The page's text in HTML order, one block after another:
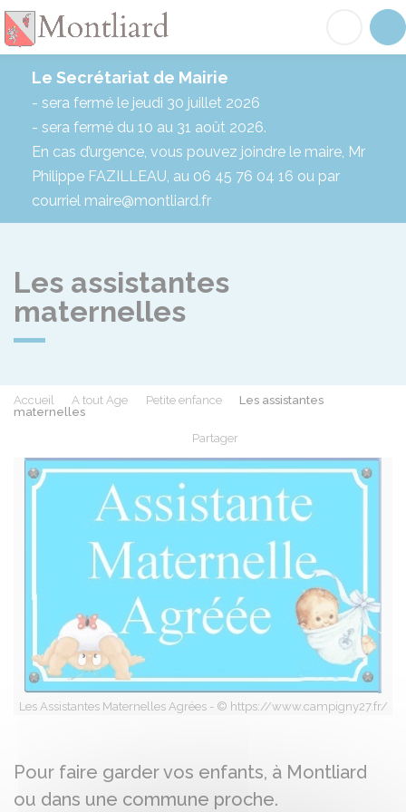
Le Secrétariat de Mairie
- sera fermé le jeudi 30 juillet 2026
- sera fermé du 10 au 31 août 2026.
En cas d’urgence, vous pouvez joindre le maire, Mr
Philippe FAZILLEAU, au 06 45 76 04 16 ou par
courriel maire@montliard.fr
Les assistantes
maternelles
Accueil A tout Age Petite enfance
Les assistantes
maternelles
Partager
Les Assistantes Maternelles Agrées - © https://www.campigny27.fr/
Pour faire garder vos enfants, à Montliard
ou dans une commune proche.